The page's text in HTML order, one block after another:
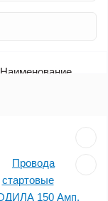
Наименование